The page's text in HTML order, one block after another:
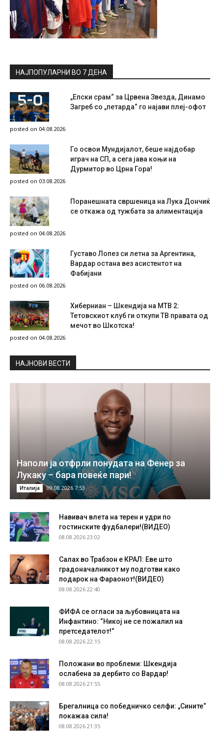
НАЈПОПУЛАРНИ ВО 7 ДЕНА
„Епски срам“ за Црвена Звезда, Динамо
Загреб со „петарда“ го најави плеј-офот
posted on 04.08.2026
Го освои Мундијалот, беше најдобар
играч на СП, а сега јава коњи на
Дурмитор во Црна Гора!
posted on 03.08.2026
Поранешната свршеница на Лука Дончиќ
се откажа од тужбата за алиментација
posted on 04.08.2026
Густаво Лопез си летна за Аргентина,
Вардар остана вез асистентот на
Фабијани
posted on 06.08.2026
Хиберниан – Шкендија на МТВ 2:
Тетовскиот клуб ги откупи ТВ правата од
мечот во Шкотска!
posted on 04.08.2026
НAЈНОВИ ВЕСТИ
Наполи ја отфрли понудата на Фенер за
Лукаку – бара повеќе пари!
Италија 09.08.2026 7:53
Навивач влета на терен и удри по
гостинските фудбалери!(ВИДЕО)
08.08.2026 23:02
Салах во Трабзон е КРАЛ: Еве што
градоначалникот му подготви како
подарок на Фараонот!(ВИДЕО)
08.08.2026 22:40
ФИФА се огласи за љубовницата на
Инфантино: “Никој не се пожалил на
претседателот!“
08.08.2026 22:15
Положани во проблеми: Шкендија
ослабена за дербито со Вардар!
08.08.2026 21:55
Брегалница со победничко селфи: „Сините“
покажаа сила!
08.08.2026 21:35